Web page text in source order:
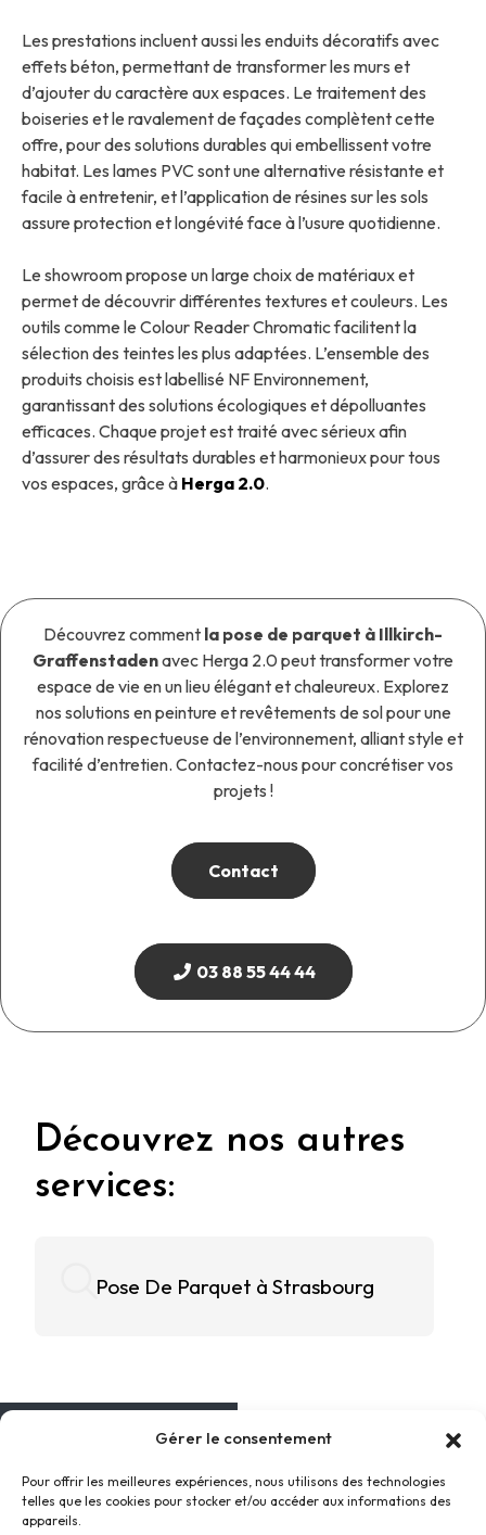
Gérer le consentement
Pour offrir les meilleures expériences, nous utilisons des technologies
telles que les cookies pour stocker et/ou accéder aux informations des
appareils.
Les prestations incluent aussi les enduits décoratifs avec
effets béton, permettant de transformer les murs et
d’ajouter du caractère aux espaces. Le traitement des
boiseries et le ravalement de façades complètent cette
offre, pour des solutions durables qui embellissent votre
habitat. Les lames PVC sont une alternative résistante et
facile à entretenir, et l’application de résines sur les sols
assure protection et longévité face à l’usure quotidienne.
Le showroom propose un large choix de matériaux et
permet de découvrir différentes textures et couleurs. Les
outils comme le Colour Reader Chromatic facilitent la
sélection des teintes les plus adaptées. L’ensemble des
produits choisis est labellisé NF Environnement,
garantissant des solutions écologiques et dépolluantes
efficaces. Chaque projet est traité avec sérieux afin
d’assurer des résultats durables et harmonieux pour tous
vos espaces, grâce à Herga 2.0.
Découvrez comment la pose de parquet à Illkirch-
Graffenstadenavec Herga 2.0 peut transformer votre
espace de vie en un lieu élégant et chaleureux. Explorez
nos solutions en peinture et revêtements de sol pour une
rénovation respectueuse de l’environnement, alliant style et
facilité d’entretien. Contactez-nous pour concrétiser vos
projets !
Contact
03 88 55 44 44
Découvrez nos autres
services:
Pose De Parquet à Strasbourg
Accueil
Prestations